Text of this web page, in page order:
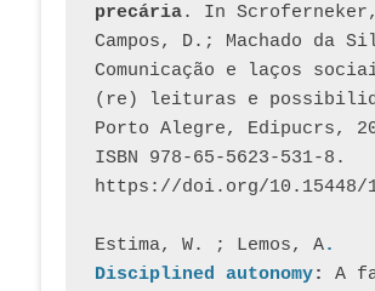
precária. In
Campos, D.; Machado da
Comunicação e laços
(re) leituras e
Porto Alegre, Edipucrs,
ISBN 978-65-5623-531-8.
https://doi.org/10.15448/
Estima, W. ; Lemos, A.
Disciplined autonomy: A